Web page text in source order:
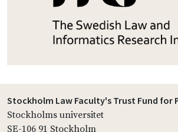
Stockholm Law Faculty's Trust Fund for
Stockholms universitet
SE-106 91 Stockholm